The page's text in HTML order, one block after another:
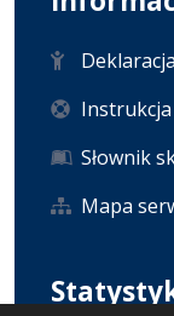
Instrukcja
Słownik
Mapa